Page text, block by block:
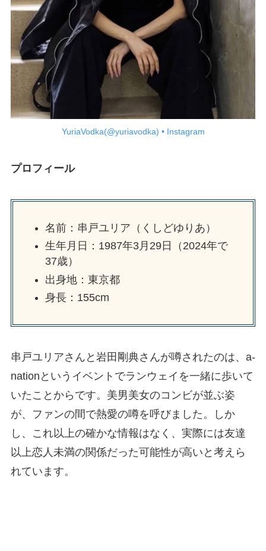
YuriaVodka(@yuriavodka) • Instagram
プロフィール
名前：串戸ユリア（くしどゆりあ）
生年月日：1987年3月29日（2024年で
37歳）
出身地：東京都
身長：155cm
串戸ユリアさんと岩田剛典さんが噂されたのは、a-
nationというイベントでランウェイを一緒に歩いて
いたことからです。美男美女のコンビが並ぶ姿
が、ファンの間で熱愛の噂を呼びました。しか
し、これ以上の確かな情報はなく、実際には友達
以上恋人未満の関係だった可能性が高いと考えら
れています。